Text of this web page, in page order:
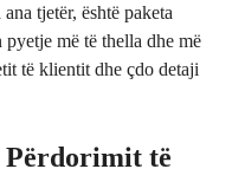
ana tjetër, është paketa
më të thella dhe më
të klientit dhe çdo detaji
të